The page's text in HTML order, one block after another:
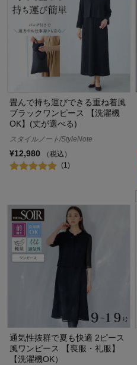
畳んで持ち運びできる重ね着風
ブラックワンピース 【洗濯機
OK】(丈が選べる)
スタイルノート/StyleNote
¥12,980
（税込）
(1)
通気性抜群で夏も快適 2ピース
風ワンピース 【喪服・礼服】
【洗濯機OK）